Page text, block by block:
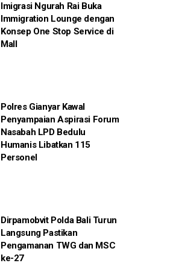
Imigrasi Ngurah Rai Buka
Immigration Lounge dengan
Konsep One Stop Service di
Mall
Polres Gianyar Kawal
Penyampaian Aspirasi Forum
Nasabah LPD Bedulu
Humanis Libatkan 115
Personel
Dirpamobvit Polda Bali Turun
Langsung Pastikan
Pengamanan TWG dan MSC
ke-27